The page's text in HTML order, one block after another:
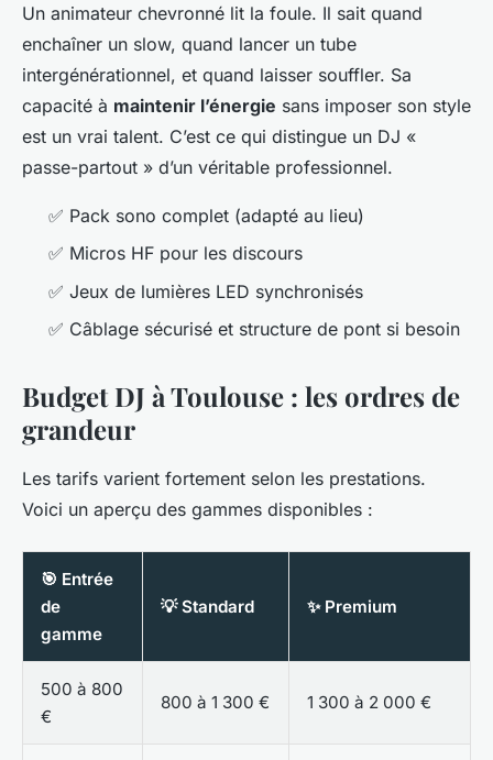
Un animateur chevronné lit la foule. Il sait quand
enchaîner un slow, quand lancer un tube
intergénérationnel, et quand laisser souffler. Sa
capacité à maintenir l’énergie sans imposer son style
est un vrai talent. C’est ce qui distingue un DJ «
passe-partout » d’un véritable professionnel.
✅ Pack sono complet (adapté au lieu)
✅ Micros HF pour les discours
✅ Jeux de lumières LED synchronisés
✅ Câblage sécurisé et structure de pont si besoin
Budget DJ à Toulouse : les ordres de
grandeur
Les tarifs varient fortement selon les prestations.
Voici un aperçu des gammes disponibles :
🎯 Entrée
de
gamme
💡 Standard ✨ Premium
500 à 800
€
800 à 1 300 € 1 300 à 2 000 €